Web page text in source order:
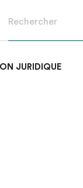
JURIDIQUE